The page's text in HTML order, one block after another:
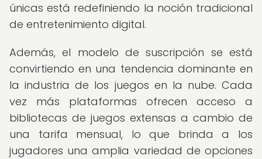
únicas está redefiniendo la noción tradicional
de entretenimiento digital.
Además, el modelo de suscripción se está
convirtiendo en una tendencia dominante en
la industria de los juegos en la nube. Cada
vez más plataformas ofrecen acceso a
bibliotecas de juegos extensas a cambio de
una tarifa mensual, lo que brinda a los
jugadores una amplia variedad de opciones